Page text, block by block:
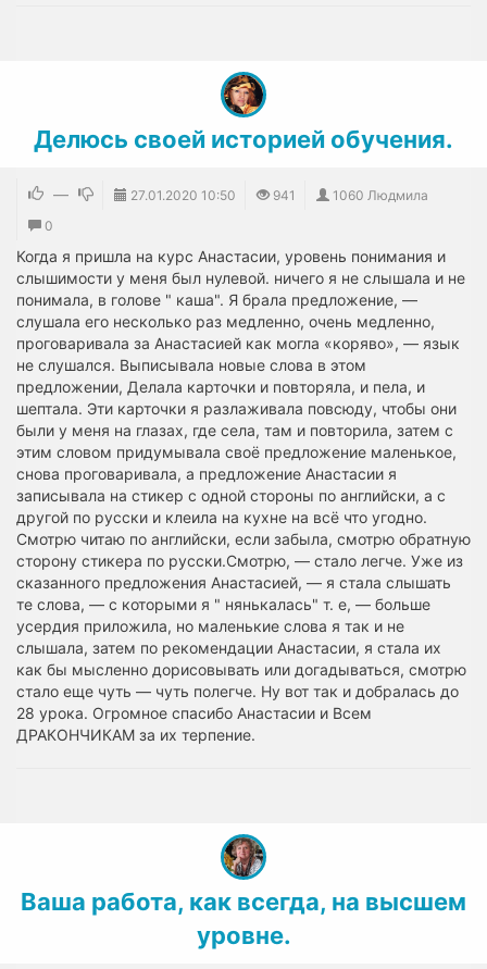
Делюсь своей историей обучения.
— 27.01.2020 10:50 941
1060 Людмила
0
Когда я пришла на курс Анастасии, уровень понимания и
слышимости у меня был нулевой. ничего я не слышала и не
понимала, в голове " каша". Я брала предложение, —
слушала его несколько раз медленно, очень медленно,
проговаривала за Анастасией как могла «коряво», — язык
не слушался. Выписывала новые слова в этом
предложении, Делала карточки и повторяла, и пела, и
шептала. Эти карточки я разлаживала повсюду, чтобы они
были у меня на глазах, где села, там и повторила, затем с
этим словом придумывала своё предложение маленькое,
снова проговаривала, а предложение Анастасии я
записывала на стикер с одной стороны по английски, а с
другой по русски и клеила на кухне на всё что угодно.
Смотрю читаю по английски, если забыла, смотрю обратную
сторону стикера по русски.Смотрю, — стало легче. Уже из
сказанного предложения Анастасией, — я стала слышать
те слова, — с которыми я " нянькалась" т. е, — больше
усердия приложила, но маленькие слова я так и не
слышала, затем по рекомендации Анастасии, я стала их
как бы мысленно дорисовывать или догадываться, смотрю
стало еще чуть — чуть полегче. Ну вот так и добралась до
28 урока. Огромное спасибо Анастасии и Всем
ДРАКОНЧИКАМ за их терпение.
Ваша работа, как всегда, на высшем
уровне.